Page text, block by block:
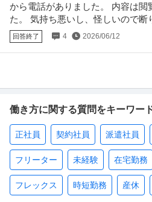
から電話がありました。 内容は閲
た。 気持ち悪いし、怪しいので断
回答終了 4 2026/06/12
働き方に関する質問をキーワー
正社員 契約社員 派遣社員
フリーター 未経験 在宅勤務
フレックス 時短勤務 産休